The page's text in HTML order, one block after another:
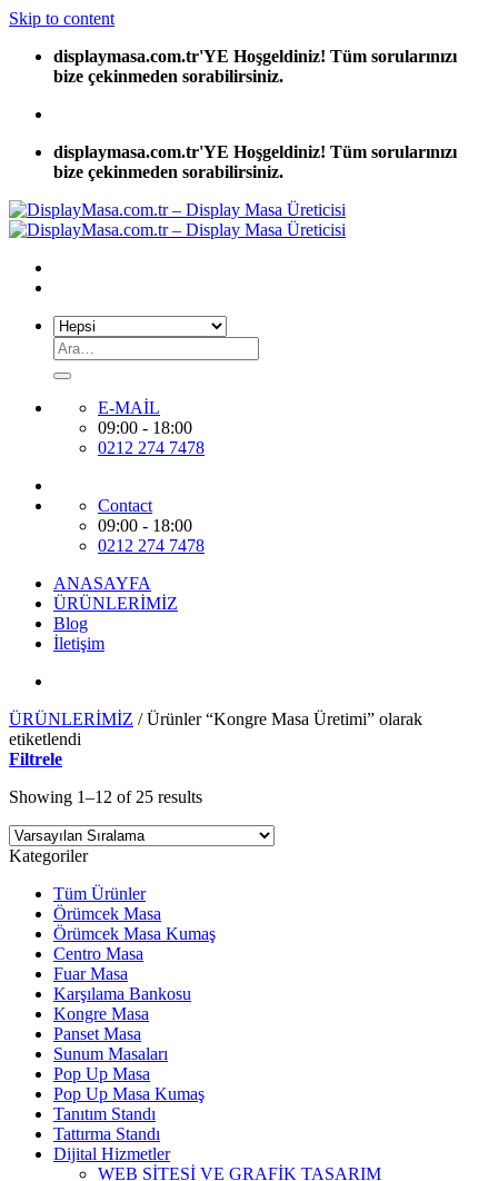
Skip to content
displaymasa.com.tr'YE Hoşgeldiniz! Tüm sorularınızı
bize çekinmeden sorabilirsiniz.
displaymasa.com.tr'YE Hoşgeldiniz! Tüm sorularınızı
bize çekinmeden sorabilirsiniz.
E-MAİL
09:00 - 18:00
0212 274 7478
Contact
09:00 - 18:00
0212 274 7478
ANASAYFA
ÜRÜNLERİMİZ
Blog
İletişim
ÜRÜNLERİMİZ /Ürünler “Kongre Masa Üretimi” olarak
etiketlendi
Filtrele
Showing 1–12 of 25 results
Kategoriler
Tüm Ürünler
Örümcek Masa
Örümcek Masa Kumaş
Centro Masa
Fuar Masa
Karşılama Bankosu
Kongre Masa
Panset Masa
Sunum Masaları
Pop Up Masa
Pop Up Masa Kumaş
Tanıtım Standı
Tattırma Standı
Dijital Hizmetler
WEB SİTESİ VE GRAFİK TASARIM